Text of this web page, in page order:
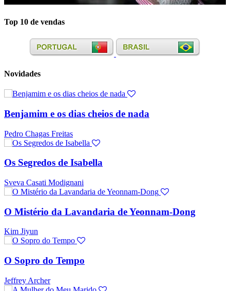
Top 10 de vendas
Novidades
Benjamim e os dias cheios de nada
Pedro Chagas Freitas
Os Segredos de Isabella
Sveva Casati Modignani
O Mistério da Lavandaria de Yeonnam-Dong
Kim Jiyun
O Sopro do Tempo
Jeffrey Archer